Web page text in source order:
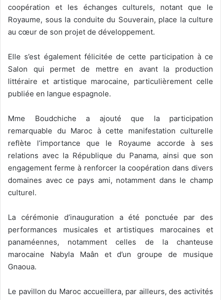
coopération et les échanges culturels, notant que le
Royaume, sous la conduite du Souverain, place la culture
au cœur de son projet de développement.
Elle s’est également félicitée de cette participation à ce
Salon qui permet de mettre en avant la production
littéraire et artistique marocaine, particulièrement celle
publiée en langue espagnole.
Mme Boudchiche a ajouté que la participation
remarquable du Maroc à cette manifestation culturelle
reflète l’importance que le Royaume accorde à ses
relations avec la République du Panama, ainsi que son
engagement ferme à renforcer la coopération dans divers
domaines avec ce pays ami, notamment dans le champ
culturel.
La cérémonie d’inauguration a été ponctuée par des
performances musicales et artistiques marocaines et
panaméennes, notamment celles de la chanteuse
marocaine Nabyla Maân et d’un groupe de musique
Gnaoua.
Le pavillon du Maroc accueillera, par ailleurs, des activités